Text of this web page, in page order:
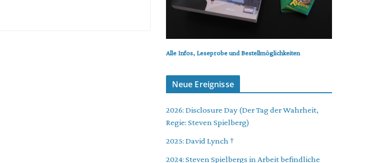
Alle Infos, Leseprobe und Bestellmöglichkeiten
Neue Ereignisse
2026: Disclosure Day (Der Tag der Wahrheit,
Regie: Steven Spielberg)
2025: David Lynch †
2024: Steven Spielbergs in Arbeit befindliche